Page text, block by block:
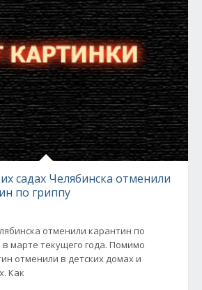
садах Челябинска отменили
по гриппу
отменили карантин по
марте текущего года. Помимо
отменили в детских домах и
Как